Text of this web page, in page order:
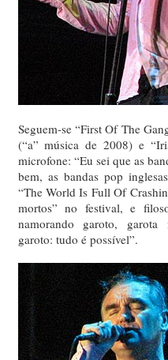
Seguem-se “First Of The
(“a” música de 2008) e
microfone: “Eu sei que as
bem, as bandas pop
“The World Is Full Of
mortos” no festival, e
namorando garoto, garota
garoto: tudo é possível”.